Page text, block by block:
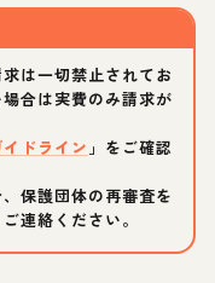
は一切禁止されてお
合は実費のみ請求が
ドライン 」をご確認
保護団体の再審査を
連絡ください。